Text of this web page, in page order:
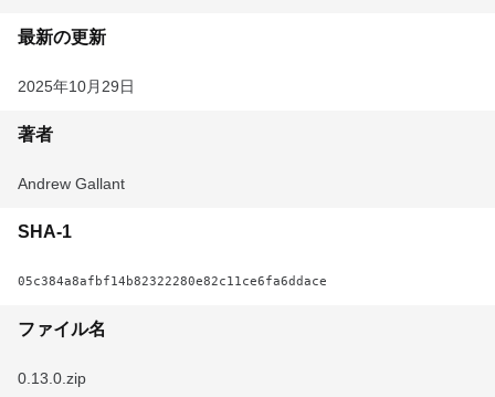
最新の更新
2025年10月29日
著者
Andrew Gallant
SHA-1
05c384a8afbf14b82322280e82c11ce6fa6ddace
ファイル名
0.13.0.zip